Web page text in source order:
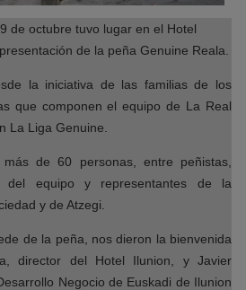
de octubre tuvo lugar en el Hotel
de la peña Genuine Reala.
la iniciativa de las familias de los
que componen el equipo de La Real
La Liga Genuine.
de 60 personas, entre peñistas,
del equipo y representantes de la
y de Atzegi.
de la peña, nos dieron la bienvenida
director del Hotel Ilunion, y Javier
Negocio de Euskadi de Ilunion